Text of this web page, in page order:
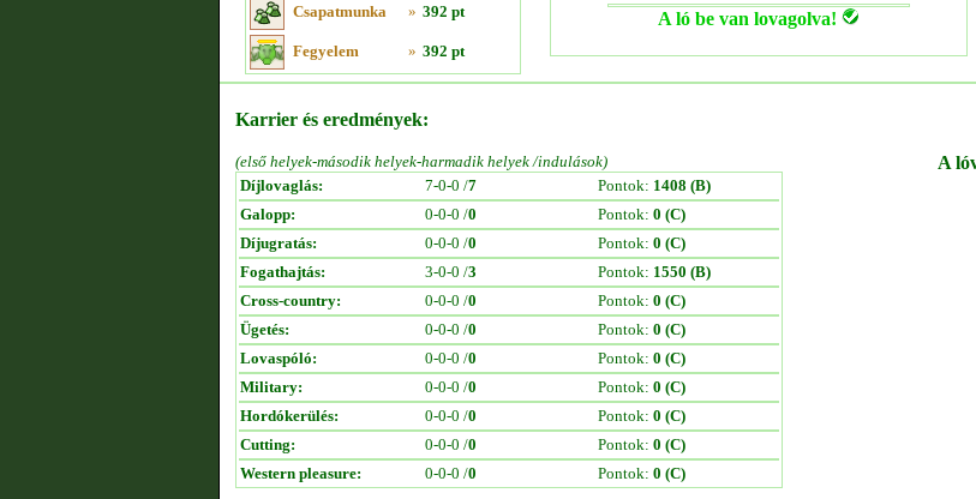
Csapatmunka » 392 pt
Fegyelem » 392 pt
A ló be van lovagolva!
Karrier és eredmények:
(első helyek-második helyek-harmadik helyek /indulások)
Díjlovaglás:
7-0-0 /7 Pontok: 1408 (B)
Galopp:
0-0-0 /0 Pontok: 0 (C)
Díjugratás:
0-0-0 /0 Pontok: 0 (C)
Fogathajtás:
3-0-0 /3 Pontok: 1550 (B)
Cross-country:
0-0-0 /0 Pontok: 0 (C)
Ügetés:
0-0-0 /0 Pontok: 0 (C)
Lovaspóló:
0-0-0 /0 Pontok: 0 (C)
Military:
0-0-0 /0 Pontok: 0 (C)
Hordókerülés:
0-0-0 /0 Pontok: 0 (C)
Cutting:
0-0-0 /0 Pontok: 0 (C)
Western pleasure:
0-0-0 /0 Pontok: 0 (C)
A